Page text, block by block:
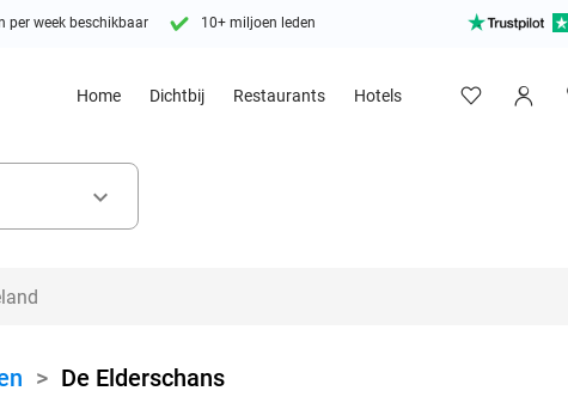
per week beschikbaar 10+ miljoen leden
Home Dichtbij Restaurants Hotels
keyboard_arrow_down
> De Elderschans